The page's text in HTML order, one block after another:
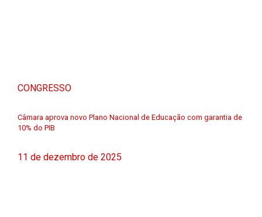
CONGRESSO
Câmara aprova novo Plano Nacional de Educação com garantia de
10% do PIB
11 de dezembro de 2025